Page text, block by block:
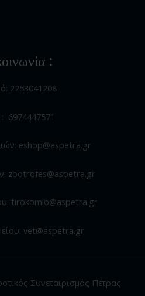
:
2253041208
: 6974447571
eshop@aspetra.gr
zootrofes@aspetra.gr
tirokomio@aspetra.gr
vet@aspetra.gr
Συνεταιρισμός Πέτρας